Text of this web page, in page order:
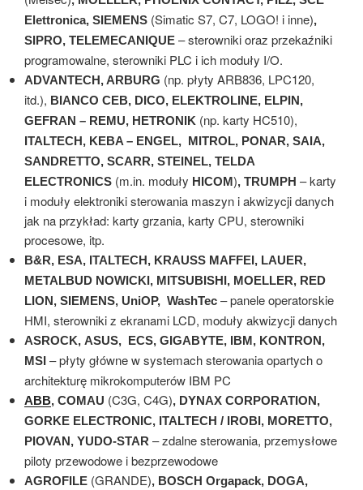
Elettronica, SIEMENS (Simatic S7, C7, LOGO! i inne),
SIPRO, TELEMECANIQUE – sterowniki oraz przekaźniki
programowalne, sterowniki PLC i ich moduły I/O.
ADVANTECH, ARBURG (np. płyty ARB836, LPC120,
itd.), BIANCO CEB, DICO, ELEKTROLINE, ELPIN,
GEFRAN – REMU, HETRONIK (np. karty HC510),
ITALTECH, KEBA – ENGEL, MITROL, PONAR, SAIA,
SANDRETTO, SCARR, STEINEL, TELDA
ELECTRONICS (m.in. moduły HICOM), TRUMPH – karty
i moduły elektroniki sterowania maszyn i akwizycji danych
jak na przykład: karty grzania, karty CPU, sterowniki
procesowe, itp.
B&R, ESA, ITALTECH, KRAUSS MAFFEI, LAUER,
METALBUD NOWICKI, MITSUBISHI, MOELLER, RED
LION, SIEMENS, UniOP, WashTec – panele operatorskie
HMI, sterowniki z ekranami LCD, moduły akwizycji danych
ASROCK, ASUS, ECS, GIGABYTE, IBM, KONTRON,
MSI – płyty główne w systemach sterowania opartych o
architekturę mikrokomputerów IBM PC
ABB, COMAU (C3G, C4G), DYNAX CORPORATION,
GORKE ELECTRONIC, ITALTECH / IROBI, MORETTO,
PIOVAN, YUDO-STAR – zdalne sterowania, przemysłowe
piloty przewodowe i bezprzewodowe
AGROFILE (GRANDE), BOSCH Orgapack, DOGA,